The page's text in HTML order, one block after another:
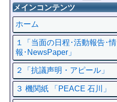
メインコンテンツ
ホーム
１「当面の日程･活動報告･情
報･NewsPaper」
２「抗議声明・アピール」
３ 機関紙 「PEACE 石川」